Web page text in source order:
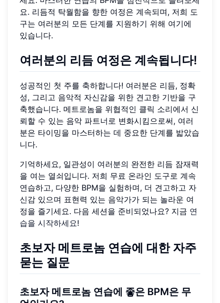
요. 리듬적 탁월함을 향한 여정은 계속되며, 저희 도
구는 여러분의 모든 단계를 지원하기 위해 여기에
있습니다.
여러분의 리듬 여정은 계속됩니다!
성공적인 첫 주를 축하합니다! 여러분은 리듬, 정확
성, 그리고 음악적 자신감을 위한 견고한 기반을 구
축했습니다. 메트로놈을 위협적인 클릭 소리에서 신
뢰할 수 있는 음악 파트너로 변화시킴으로써, 여러
분은 타이밍을 마스터하는 데 중요한 단계를 밟았습
니다.
기억하세요, 일관성이 여러분의 완전한 리듬 잠재력
을 여는 열쇠입니다. 저희 무료 온라인 도구로 계속
연습하고, 다양한 BPM을 실험하며, 더 견고하고 자
신감 있으며 표현력 있는 음악가가 되는 놀라운 여
정을 즐기세요. 다음 세션을 준비되었나요? 지금 연
습을 시작하세요!
초보자 메트로놈 연습에 대한 자주
묻는 질문
초보자 메트로놈 연습에 좋은 BPM은 무